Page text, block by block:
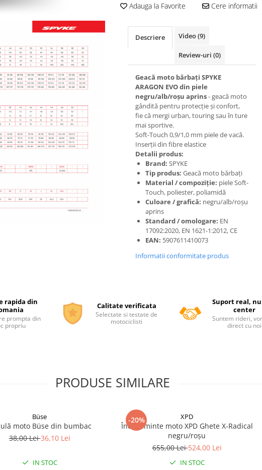
Adauga la Favorite Cere informatii
Descriere Video(9)
Review-uri (0)
Geacă moto bărbați SPYKE
ARAGON EVO din piele
negru/alb/roșu aprins- geacă moto
gândită pentru protecție și confort,
fie că mergi urban, touring sau în ture
mai sportive.
Soft-Touch 0,9/1,0 mm piele de vacă.
Inserții din fibre elastice
Detalii produs:
Brand: SPYKE
Tip produs: Geacă moto bărbați
Material / compoziție: piele Soft-
Touch, poliester, poliamidă
Culoare / grafică: negru/alb/roșu
aprins
Standard / omologare: EN
17092:2020, EN 1621-1:2012, CE
EAN: 5907611410073
Informatii conformitate produs
rapida din
prompta din
propriu
Calitate verificata
Selectate si testate de
motociclisti
Suport real,
center
Suntem rideri,
direct cu noi
PRODUSE SIMILARE
Büse
moto Büse din bumbac
38,00 Lei36,10 Lei
IN STOC
-20% XPD
Încălțăminte moto XPD Ghete X-Radical
negru/roșu
655,00 Lei524,00 Lei
IN STOC